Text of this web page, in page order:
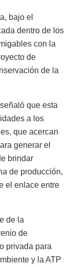
bajo el
dentro de los
con la
de
de la
que esta
a los
que acercan
generar el
brindar
de producción,
el enlace entre
de la
de
privada para
y la ATP